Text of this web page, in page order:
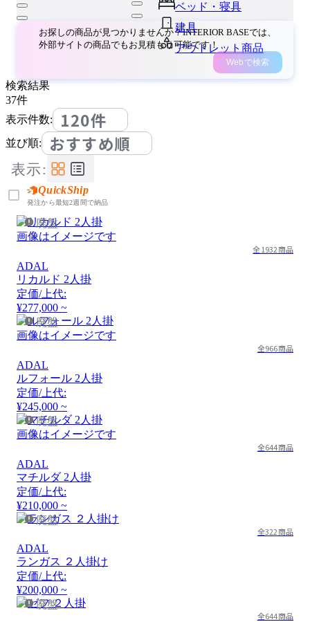
ベッド・寝具
建具
アウトレット商品
お探しの商品が見つかりませんか？INTERIOR BASEでは、
外部サイトの商品でもお見積もり可能です！
Webで検索
検索結果
37件
表示件数:
120件
並び順: おすすめ順
表示:
QuickShip
発注から最短2週間で納品
廃盤
画像はイメージです
全1932商品
ADAL
リカルド 2人掛
定価/上代:
¥277,000 ~
廃盤
画像はイメージです
全966商品
ADAL
ルフォール 2人掛
定価/上代:
¥245,000 ~
廃盤
画像はイメージです
全644商品
ADAL
マチルダ 2人掛
定価/上代:
¥210,000 ~
廃盤
全322商品
ADAL
ランガス ２人掛け
定価/上代:
¥200,000 ~
廃盤
全644商品